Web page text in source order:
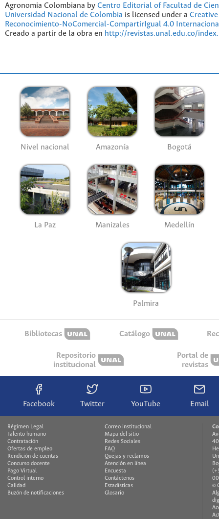
Agronomia Colombiana by Centro Editorial of Facultad de
Universidad Nacional de Colombia is licensed under a
Reconocimiento-NoComercial-CompartirIgual 4.0
Creado a partir de la obra en http://revistas.unal.edu.co/
Nivel nacional Amazonía Bogotá
La Paz Manizales Medellín
Palmira
Bibliotecas Catálogo
Repositorio
institucional
Portal de
revistas
Facebook Twitter YouTube Email
Régimen Legal
Talento humano
Contratación
Ofertas de empleo
Rendición de cuentas
Concurso docente
Pago Virtual
Control interno
Calidad
Buzón de notificaciones
Correo institucional
Mapa del sitio
Redes Sociales
FAQ
Quejas y reclamos
Atención en línea
Encuesta
Contáctenos
Estadísticas
Glosario
©